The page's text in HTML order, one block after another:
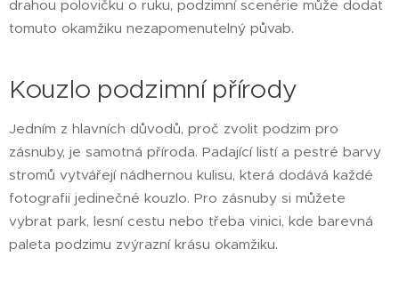
drahou polovičku o ruku, podzimní scenérie může dodat
tomuto okamžiku nezapomenutelný půvab.
Kouzlo podzimní přírody
Jedním z hlavních důvodů, proč zvolit podzim pro
zásnuby, je samotná příroda. Padající listí a pestré barvy
stromů vytvářejí nádhernou kulisu, která dodává každé
fotografii jedinečné kouzlo. Pro zásnuby si můžete
vybrat park, lesní cestu nebo třeba vinici, kde barevná
paleta podzimu zvýrazní krásu okamžiku.